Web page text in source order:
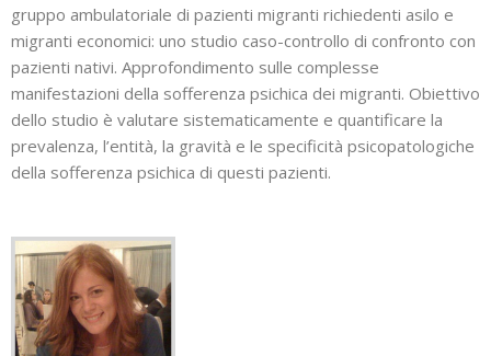
gruppo ambulatoriale di pazienti migranti richiedenti asilo e
migranti economici: uno studio caso-controllo di confronto con
pazienti nativi. Approfondimento sulle complesse
manifestazioni della sofferenza psichica dei migranti. Obiettivo
dello studio è valutare sistematicamente e quantificare la
prevalenza, l’entità, la gravità e le specificità psicopatologiche
della sofferenza psichica di questi pazienti.